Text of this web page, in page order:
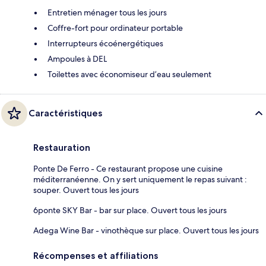
Entretien ménager tous les jours
Coffre-fort pour ordinateur portable
Interrupteurs écoénergétiques
Ampoules à DEL
Toilettes avec économiseur d’eau seulement
Caractéristiques
Restauration
Ponte De Ferro - Ce restaurant propose une cuisine
méditerranéenne. On y sert uniquement le repas suivant :
souper. Ouvert tous les jours
6ponte SKY Bar - bar sur place. Ouvert tous les jours
Adega Wine Bar - vinothèque sur place. Ouvert tous les jours
Récompenses et affiliations